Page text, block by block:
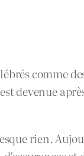
comme
devenue
rien.